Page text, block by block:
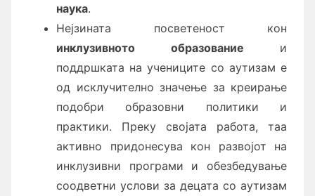
наука.
Нејзината посветеност кон
инклузивното образование и
поддршката на учениците со аутизам е
од исклучително значење за креирање
подобри образовни политики и
практики. Преку својата работа, таа
активно придонесува кон развојот на
инклузивни програми и обезбедување
соодветни услови за децата со аутизам